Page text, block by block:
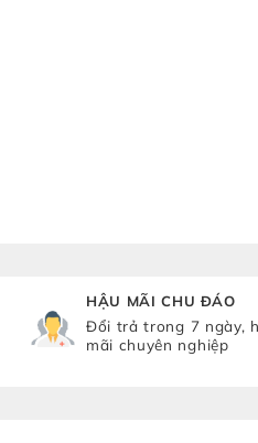
HẬU MÃI CHU ĐÁO
Đổi trả trong 7 ngày,
mãi chuyên nghiệp